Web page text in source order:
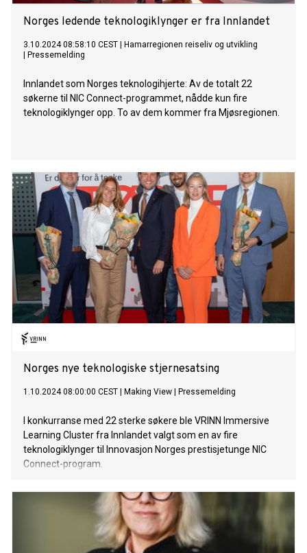
Norges ledende teknologiklynger er fra Innlandet
3.10.2024 08:58:10 CEST
Hamarregionen reiseliv og utvikling
Pressemelding
Innlandet som Norges teknologihjerte: Av de totalt 22
søkerne til NIC Connect-programmet, nådde kun fire
teknologiklynger opp. To av dem kommer fra Mjøsregionen.
Norges nye teknologiske stjernesatsing
1.10.2024 08:00:00 CEST Making View Pressemelding
I konkurranse med 22 sterke søkere ble VRINN Immersive
Learning Cluster fra Innlandet valgt som en av fire
teknologiklynger til Innovasjon Norges prestisjetunge NIC
Connect-program.